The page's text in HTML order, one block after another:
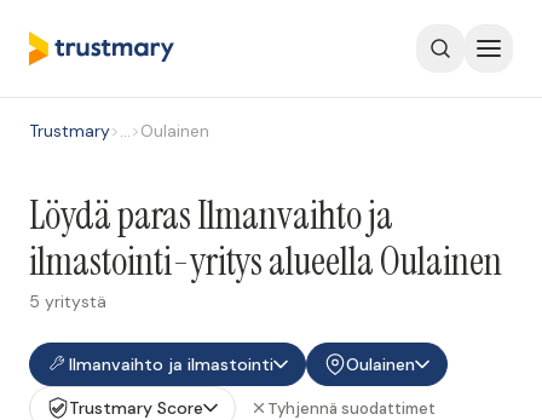
Trustmary>…>Oulainen
Löydä paras Ilmanvaihto ja
ilmastointi-yritys alueella Oulainen
5 yritystä
Ilmanvaihto ja ilmastointi
Oulainen
Trustmary Score
Tyhjennä suodattimet